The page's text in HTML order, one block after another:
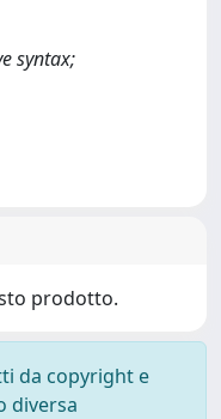
syntax;
prodotto.
da copyright e
diversa